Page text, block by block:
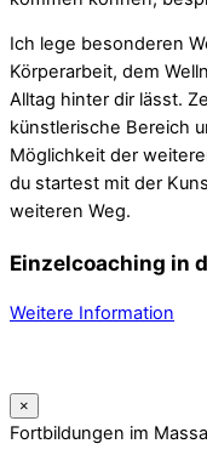
Ich lege besonderen
Körperarbeit, dem
Alltag hinter dir lässt.
künstlerische Bereich
Möglichkeit der
du startest mit der
weiteren Weg.
Einzelcoaching in
Weitere Information
×
Fortbildungen im